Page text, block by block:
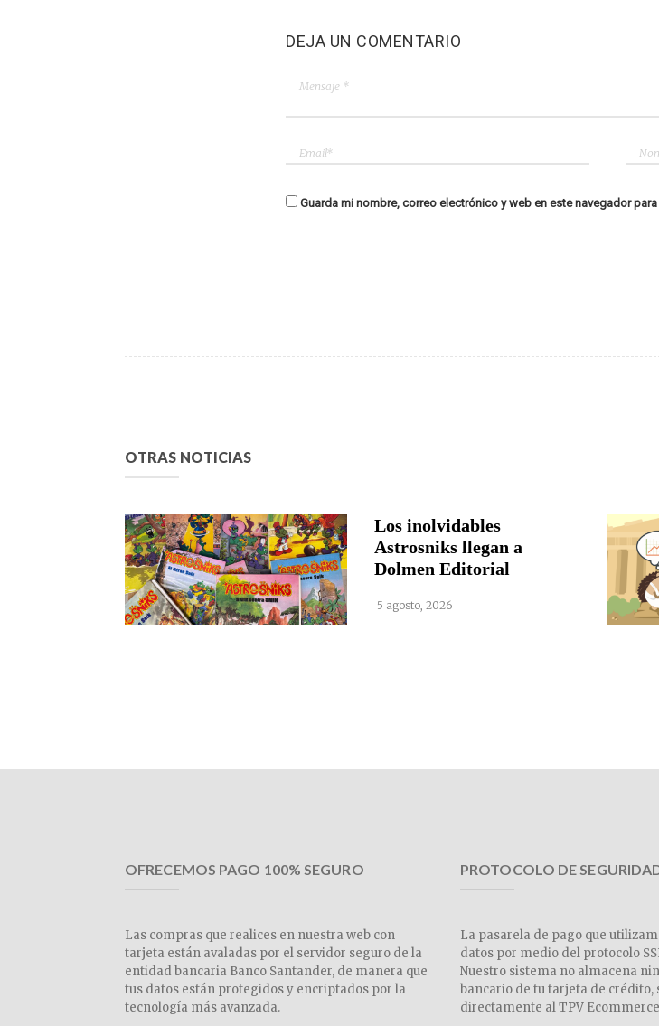
DEJA UN COMENTARIO
Guarda mi nombre, correo electrónico y web en este navegador
OTRAS NOTICIAS
Los inolvidables
Astrosniks llegan a
Dolmen Editorial
5 agosto, 2026
OFRECEMOS PAGO 100% SEGURO
Las compras que realices en nuestra web con
tarjeta están avaladas por el servidor seguro de la
entidad bancaria Banco Santander, de manera que
tus datos están protegidos y encriptados por la
tecnología más avanzada.
PROTOCOLO DE
La pasarela de pago que
datos por medio del protocolo
Nuestro sistema no almacena
bancario de tu tarjeta de crédito,
directamente al TPV